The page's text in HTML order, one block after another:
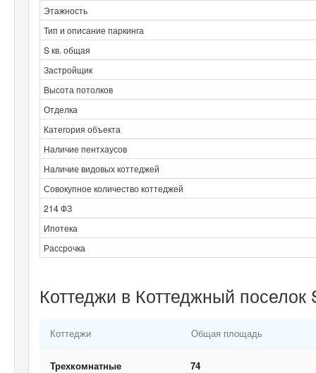
Этажность
Тип и описание паркинга
S кв. общая
Застройщик
Высота потолков
Отделка
Категория объекта
Наличие пентхаусов
Наличие видовых коттеджей
Совокупное количество коттеджей
214 ФЗ
Ипотека
Рассрочка
Коттеджи в Коттеджный
Коттеджи Общая площадь
Трехкомнатные 74